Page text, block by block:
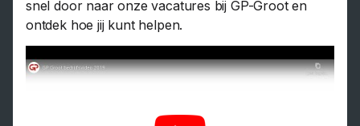
snel door naar onze vacatures bij GP-Groot en
ontdek hoe jij kunt helpen.